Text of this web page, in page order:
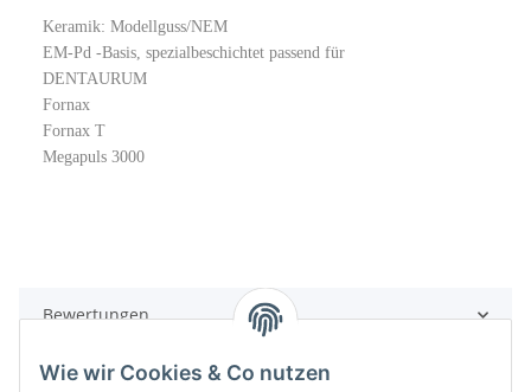
Keramik: Modellguss/NEM
EM-Pd -Basis, spezialbeschichtet passend für
DENTAURUM
Fornax
Fornax T
Megapuls 3000
Bewertungen
Wie wir Cookies & Co nutzen